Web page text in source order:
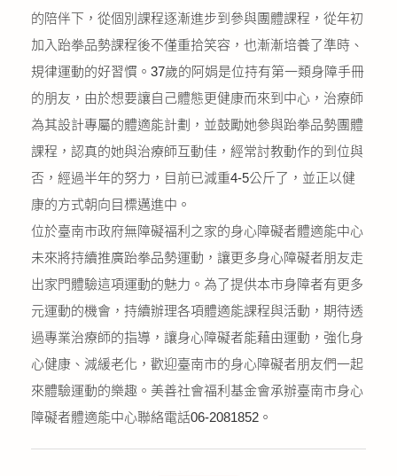
的陪伴下，從個別課程逐漸進步到參與團體課程，從年初
加入跆拳品勢課程後不僅重拾笑容，也漸漸培養了準時、
規律運動的好習慣。37歲的阿娟是位持有第一類身障手冊
的朋友，由於想要讓自己體態更健康而來到中心，治療師
為其設計專屬的體適能計劃，並鼓勵她參與跆拳品勢團體
課程，認真的她與治療師互動佳，經常討教動作的到位與
否，經過半年的努力，目前已減重4-5公斤了，並正以健
康的方式朝向目標邁進中。
位於臺南市政府無障礙福利之家的身心障礙者體適能中心
未來將持續推廣跆拳品勢運動，讓更多身心障礙者朋友走
出家門體驗這項運動的魅力。為了提供本市身障者有更多
元運動的機會，持續辦理各項體適能課程與活動，期待透
過專業治療師的指導，讓身心障礙者能藉由運動，強化身
心健康、減緩老化，歡迎臺南市的身心障礙者朋友們一起
來體驗運動的樂趣。美善社會福利基金會承辦臺南市身心
障礙者體適能中心聯絡電話06-2081852。